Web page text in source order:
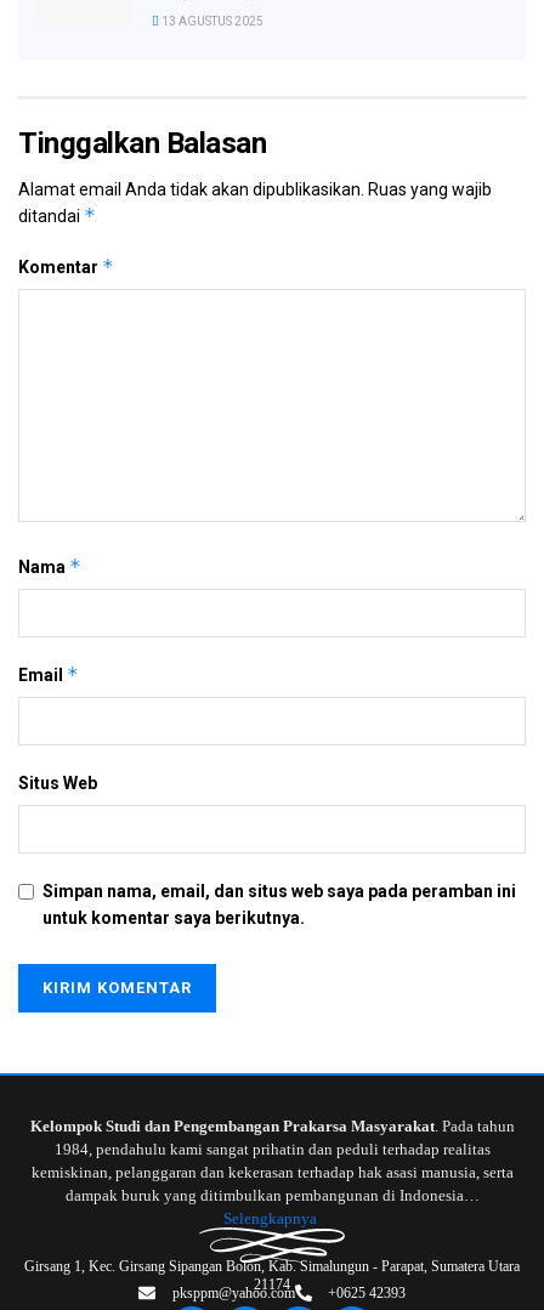
13 AGUSTUS 2025
Tinggalkan Balasan
Alamat email Anda tidak akan dipublikasikan. Ruas yang wajib
ditandai *
Komentar *
Nama *
Email *
Situs Web
Simpan nama, email, dan situs web saya pada peramban ini
untuk komentar saya berikutnya.
Kelompok Studi dan Pengembangan Prakarsa Masyarakat. Pada tahun
1984, pendahulu kami sangat prihatin dan peduli terhadap realitas
kemiskinan, pelanggaran dan kekerasan terhadap hak asasi manusia, serta
dampak buruk yang ditimbulkan pembangunan di Indonesia…
Selengkapnya
Girsang 1, Kec. Girsang Sipangan Bolon, Kab. Simalungun - Parapat, Sumatera Utara
21174
pksppm@yahoo.com +0625 42393